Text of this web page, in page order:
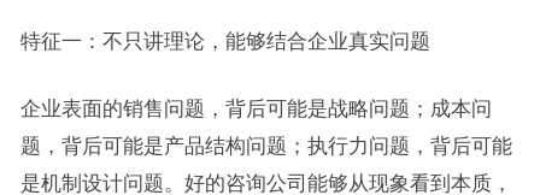
特征一：不只讲理论，能够结合企业真实问题
企业表面的销售问题，背后可能是战略问题；成本问
题，背后可能是产品结构问题；执行力问题，背后可能
是机制设计问题。好的咨询公司能够从现象看到本质，